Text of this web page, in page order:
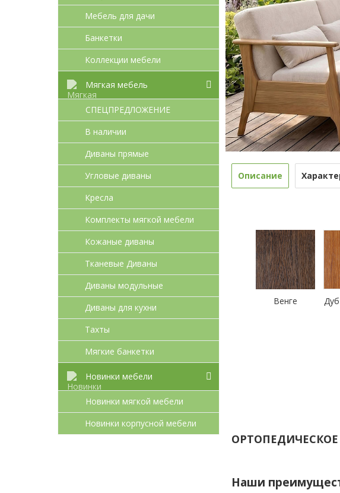
Мебель для дачи
Банкетки
Коллекции мебели
Мягкая мебель
СПЕЦПРЕДЛОЖЕНИЕ
В наличии
Диваны прямые
Угловые диваны
Кресла
Комплекты мягкой мебели
Кожаные диваны
Тканевые Диваны
Диваны модульные
Диваны для кухни
Тахты
Мягкие банкетки
Новинки мебели
Новинки мягкой мебели
Новинки корпусной мебели
Описание
Венге Дуб
Наши